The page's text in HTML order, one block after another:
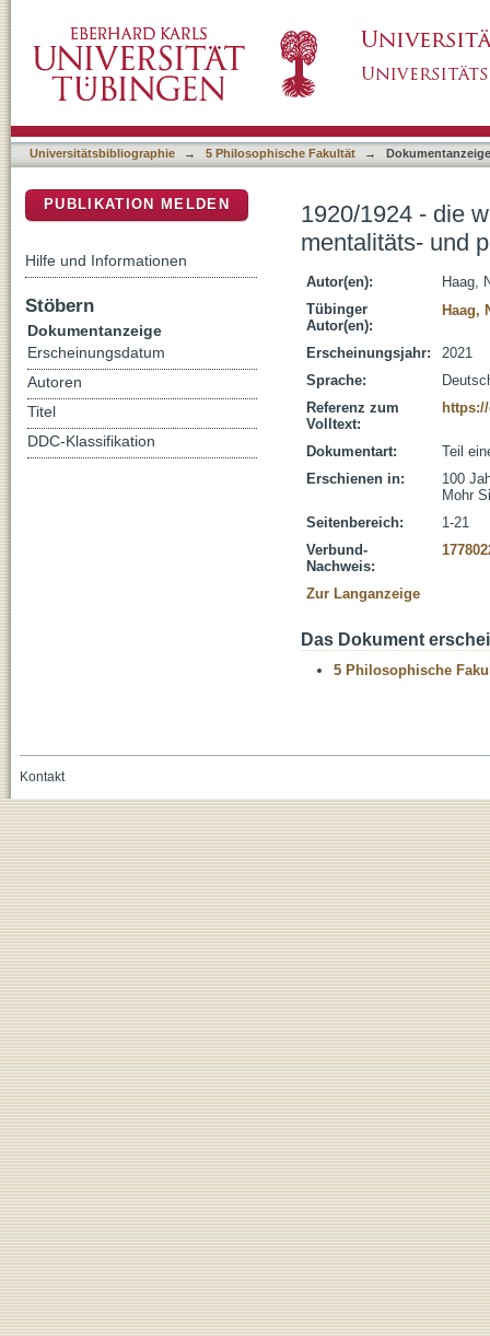
politikgeschichtlicher Perspektive
Universitätsbibliographie → 5 Philosophische Fakultät → Dokumentanzeige
1920/1924 - die
mentalitäts- und
Autor(en):
Haag,
Tübinger
Autor(en):
Haag,
Erscheinungsjahr:
2021
Sprache:
Referenz zum
Volltext:
Dokumentart:
Teil
Erschienen in:
100
Mohr
Seitenbereich:
1-21
Verbund-
Nachweis:
Zur Langanzeige
Das Dokument
5 Philosophische
PUBLIKATION MELDEN
Hilfe und Informationen
Stöbern
Dokumentanzeige
Erscheinungsdatum
Autoren
Titel
DDC-Klassifikation
Kontakt